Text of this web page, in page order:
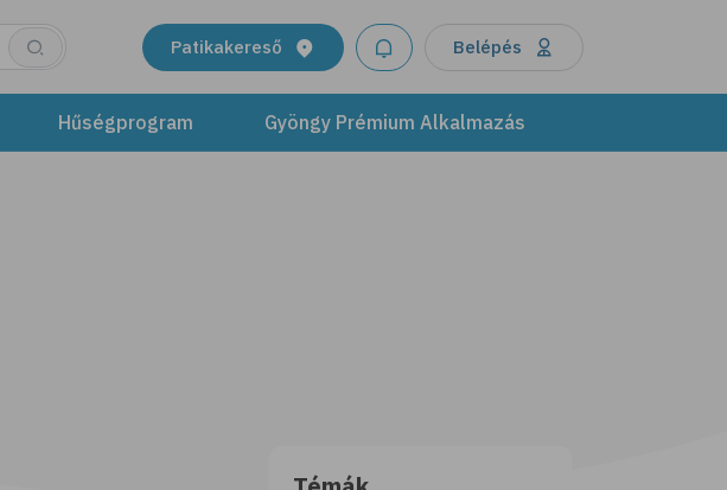
Patikakereső Belépés
Hűségprogram Gyöngy Prémium Alkalmazás